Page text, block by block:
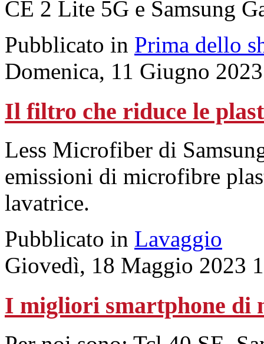
CE 2 Lite 5G e Samsung
Pubblicato in Prima dello
Domenica, 11 Giugno
Il filtro che riduce le
Less Microfiber di
emissioni di microfibre
lavatrice.
Pubblicato in Lavaggio
Giovedì, 18 Maggio 2023
I migliori smartphone di